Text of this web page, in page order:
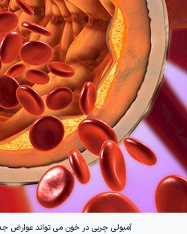
آمبولی چربی در خون می تواند عوارض